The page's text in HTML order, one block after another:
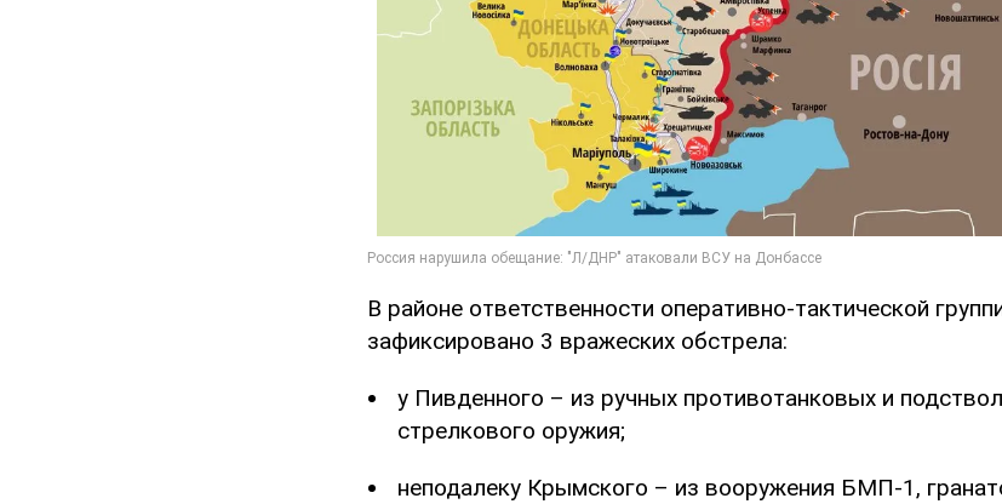
В районе ответственности оперативно-тактической
зафиксировано 3 вражеских обстрела:
у Пивденного – из ручных противотанковых и
стрелкового оружия;
неподалеку Крымского – из вооружения БМП-1,